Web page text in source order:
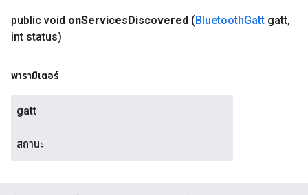
public void onServicesDiscovered (BluetoothGatt gatt,
int status)
พารามิเตอร์
gatt
สถานะ